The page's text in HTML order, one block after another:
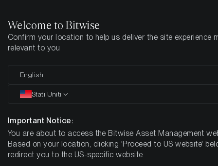
Pagina iniziale Aggiornamenti Settimana 18, 2025
Aumento delle aziende che
possiedono Bitcoin:
BITWISE CRYPTO MARKET COMPASS – SETTIMANA 18, 2025
Welcome to Bitwise
Confirm your location to help us deliver the site experience
relevant to you
English
Stati Uniti
Important Notice:
You are about to access the Bitwise Asset Management
Based on your location, clicking 'Proceed to US website'
redirect you to the US-specific website.